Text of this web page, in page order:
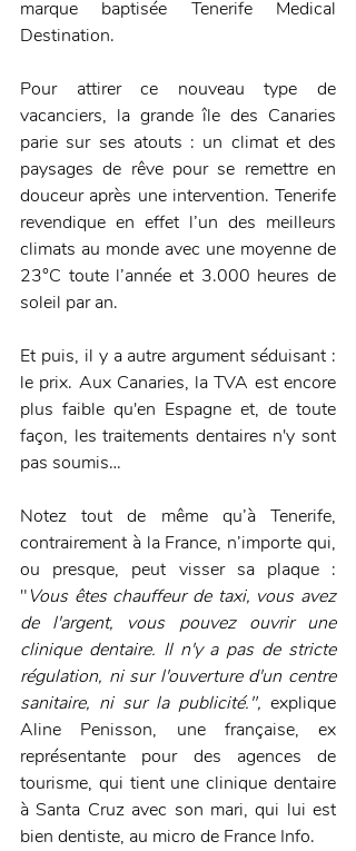
marque baptisée Tenerife Medical
Destination.
Pour attirer ce nouveau type de
vacanciers, la grande île des Canaries
parie sur ses atouts : un climat et des
paysages de rêve pour se remettre en
douceur après une intervention. Tenerife
revendique en effet l’un des meilleurs
climats au monde avec une moyenne de
23°C toute l’année et 3.000 heures de
soleil par an.
Et puis, il y a autre argument séduisant :
le prix. Aux Canaries, la TVA est encore
plus faible qu'en Espagne et, de toute
façon, les traitements dentaires n'y sont
pas soumis…
Notez tout de même qu’à Tenerife,
contrairement à la France, n’importe qui,
ou presque, peut visser sa plaque :
"Vous êtes chauffeur de taxi, vous avez
de l'argent, vous pouvez ouvrir une
clinique dentaire. Il n'y a pas de stricte
régulation, ni sur l'ouverture d'un centre
sanitaire, ni sur la publicité.", explique
Aline Penisson, une française, ex
représentante pour des agences de
tourisme, qui tient une clinique dentaire
à Santa Cruz avec son mari, qui lui est
bien dentiste, au micro de France Info.